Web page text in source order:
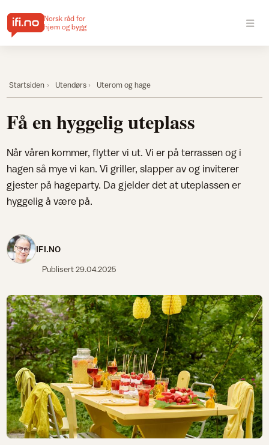
Norsk råd for
hjem og bygg
Startsiden Utendørs Uterom og hage
Få en hyggelig uteplass
Når våren kommer, flytter vi ut. Vi er på terrassen og i
hagen så mye vi kan. Vi griller, slapper av og inviterer
gjester på hageparty. Da gjelder det at uteplassen er
hyggelig å være på.
IFI.NO
Publisert29.04.2025